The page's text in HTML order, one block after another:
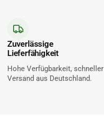
Zuverlässige
Lieferfähigkeit
Hohe Verfügbarkeit, schneller
Versand aus Deutschland.